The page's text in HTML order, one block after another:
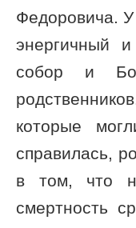
Федоровича.
энергичный
собор и
которые
справилась,
в том, что
смертность